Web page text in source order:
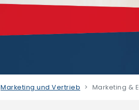
Marketing und Vertrieb Marketing &